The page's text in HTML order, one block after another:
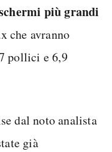
più grandi
che avranno
pollici e 6,9
dal noto analista
già